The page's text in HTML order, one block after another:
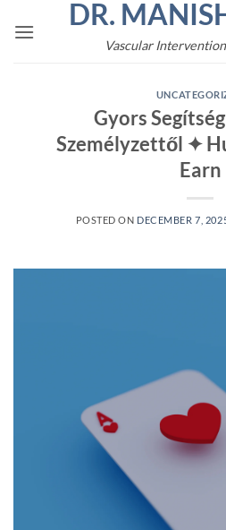
DR.
Vascular
Gyors
Személyzettől ✦
Earn
POSTED ON DECEMBER 7,